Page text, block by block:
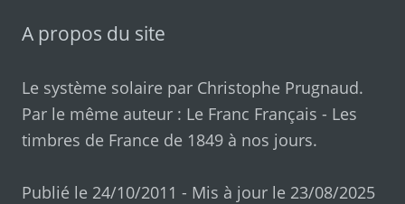
A propos du site
Le système solaire par Christophe Prugnaud.
Par le même auteur : Le Franc Français - Les
timbres de France de 1849 à nos jours.
Publié le 24/10/2011 - Mis à jour le 23/08/2025